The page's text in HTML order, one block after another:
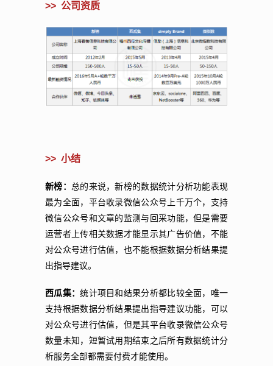
>> 公司资质
>> 小结
新榜： 总的来说，新榜的数据统计分析功能表现
最为全面，平台收录微信公众号上千万个，支持
微信公众号和文章的监测与回采功能，但是需要
运营者上传相关数据才能显示其广告价值，不能
对公众号进行估值，也不能根据数据分析结果提
出指导建议。
西瓜集：统计项目和结果分析都比较全面，唯一
支持根据数据分析结果提出指导建议功能，可以
对公众号进行估值，但是其平台收录微信公众号
数量未知，短暂试用期结束之后所有数据统计分
析服务全部都需要付费才能使用。